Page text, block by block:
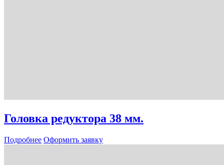
Головка редуктора 38 мм.
Подробнее Оформить заявку